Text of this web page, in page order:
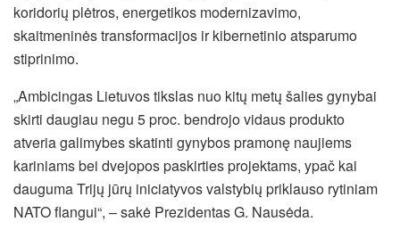
koridorių plėtros, energetikos modernizavimo,
skaitmeninės transformacijos ir kibernetinio atsparumo
stiprinimo.
„Ambicingas Lietuvos tikslas nuo kitų metų šalies gynybai
skirti daugiau negu 5 proc. bendrojo vidaus produkto
atveria galimybes skatinti gynybos pramonę naujiems
kariniams bei dvejopos paskirties projektams, ypač kai
dauguma Trijų jūrų iniciatyvos valstybių priklauso rytiniam
NATO flangui“, – sakė Prezidentas G. Nausėda.